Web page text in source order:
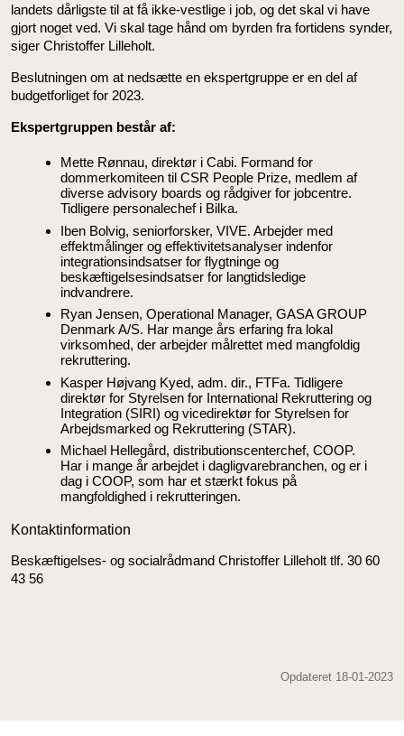
landets dårligste til at få ikke-vestlige i job, og det skal vi have
gjort noget ved. Vi skal tage hånd om byrden fra fortidens synder,
siger Christoffer Lilleholt.
Beslutningen om at nedsætte en ekspertgruppe er en del af
budgetforliget for 2023.
Ekspertgruppen består af:
Mette Rønnau, direktør i Cabi. Formand for
dommerkomiteen til CSR People Prize, medlem af
diverse advisory boards og rådgiver for jobcentre.
Tidligere personalechef i Bilka.
Iben Bolvig, seniorforsker, VIVE. Arbejder med
effektmålinger og effektivitetsanalyser indenfor
integrationsindsatser for flygtninge og
beskæftigelsesindsatser for langtidsledige
indvandrere.
Ryan Jensen, Operational Manager, GASA GROUP
Denmark A/S. Har mange års erfaring fra lokal
virksomhed, der arbejder målrettet med mangfoldig
rekruttering.
Kasper Højvang Kyed, adm. dir., FTFa. Tidligere
direktør for Styrelsen for International Rekruttering og
Integration (SIRI) og vicedirektør for Styrelsen for
Arbejdsmarked og Rekruttering (STAR).
Michael Hellegård, distributionscenterchef, COOP.
Har i mange år arbejdet i dagligvarebranchen, og er i
dag i COOP, som har et stærkt fokus på
mangfoldighed i rekrutteringen.
Kontaktinformation
Beskæftigelses- og socialrådmand Christoffer Lilleholt tlf. 30 60
43 56
Opdateret 18-01-2023